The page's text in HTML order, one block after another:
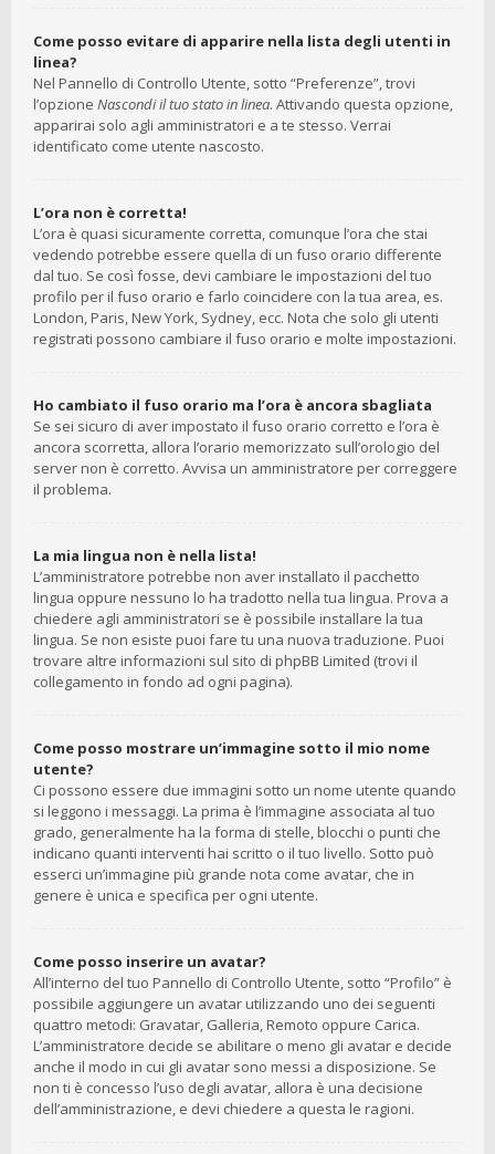
Come posso evitare di apparire nella lista degli utenti in
linea?
Nel Pannello di Controllo Utente, sotto “Preferenze”, trovi
l’opzione Nascondi il tuo stato in linea. Attivando questa opzione,
apparirai solo agli amministratori e a te stesso. Verrai
identificato come utente nascosto.
L’ora non è corretta!
L’ora è quasi sicuramente corretta, comunque l’ora che stai
vedendo potrebbe essere quella di un fuso orario differente
dal tuo. Se così fosse, devi cambiare le impostazioni del tuo
profilo per il fuso orario e farlo coincidere con la tua area, es.
London, Paris, New York, Sydney, ecc. Nota che solo gli utenti
registrati possono cambiare il fuso orario e molte impostazioni.
Ho cambiato il fuso orario ma l’ora è ancora sbagliata
Se sei sicuro di aver impostato il fuso orario corretto e l’ora è
ancora scorretta, allora l’orario memorizzato sull’orologio del
server non è corretto. Avvisa un amministratore per correggere
il problema.
La mia lingua non è nella lista!
L’amministratore potrebbe non aver installato il pacchetto
lingua oppure nessuno lo ha tradotto nella tua lingua. Prova a
chiedere agli amministratori se è possibile installare la tua
lingua. Se non esiste puoi fare tu una nuova traduzione. Puoi
trovare altre informazioni sul sito di phpBB Limited (trovi il
collegamento in fondo ad ogni pagina).
Come posso mostrare un’immagine sotto il mio nome
utente?
Ci possono essere due immagini sotto un nome utente quando
si leggono i messaggi. La prima è l’immagine associata al tuo
grado, generalmente ha la forma di stelle, blocchi o punti che
indicano quanti interventi hai scritto o il tuo livello. Sotto può
esserci un’immagine più grande nota come avatar, che in
genere è unica e specifica per ogni utente.
Come posso inserire un avatar?
All’interno del tuo Pannello di Controllo Utente, sotto “Profilo” è
possibile aggiungere un avatar utilizzando uno dei seguenti
quattro metodi: Gravatar, Galleria, Remoto oppure Carica.
L’amministratore decide se abilitare o meno gli avatar e decide
anche il modo in cui gli avatar sono messi a disposizione. Se
non ti è concesso l’uso degli avatar, allora è una decisione
dell’amministrazione, e devi chiedere a questa le ragioni.